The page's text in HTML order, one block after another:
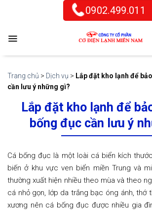
0902.499.011
Trang chủ > Dịch vụ > Lắp đặt kho lạnh để
cần lưu ý những gì?
Lắp đặt kho lạnh để
bống đục cần lưu ý
Cá bống đục là một loài cá biển kích
biến ở khu vực ven biển miền Trung và
thường xuất hiện nhiều theo mùa và theo
cá nhỏ gọn, lớp da trắng bạc óng ánh, thớ
xương nên cá bống đục được nhiều gia